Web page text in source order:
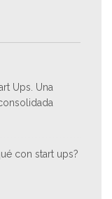
Ups. Una
con start ups?